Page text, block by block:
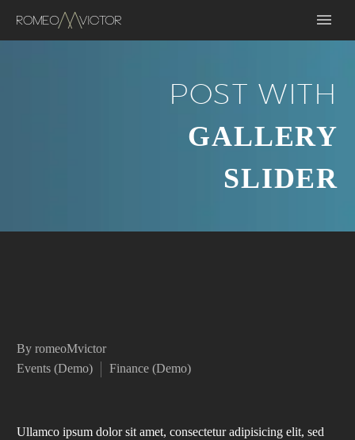
POST WITH
GALLERY
SLIDER
By romeoMvictor
Events (Demo)
Finance (Demo)
Ullamco ipsum dolor sit amet, consectetur adipisicing elit, sed